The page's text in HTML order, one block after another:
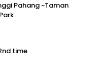
Pahang ~Taman
time